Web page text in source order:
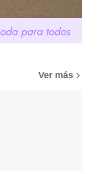
Ver más